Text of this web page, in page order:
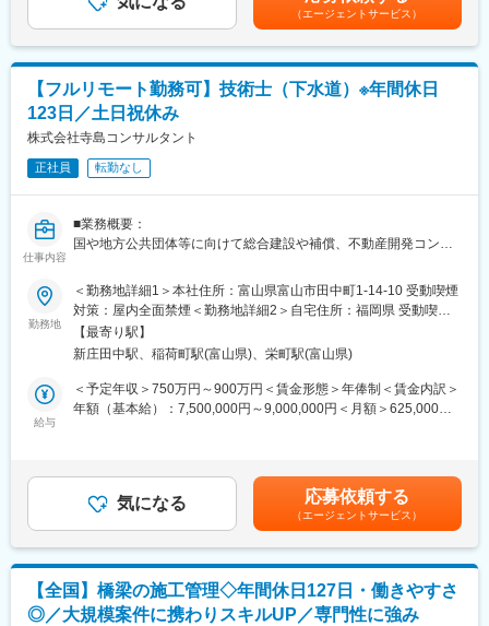
■月1、2回、本社へ出社していただきますが、それ以外はリモー
く機会が生じますが、それ以外の業務についてはフルリモートも
想定して採用いたします。もちろん出社を基本としたい方も歓迎
です。
■働き方：
・時間外労働：管理監督者のため、残業の規定はありません。
・年間休日：123日
・週休：土日祝休み
・転勤：無
・作業服や安全靴等を会社が貸与します。
・資格取得支援制度があります。
変更の範囲：会社の定める業務
す。
（エージェントサービス）
【フルリモート勤務可】技術士（下水道）※年間休日
123日／土日祝休み
株式会社寺島コンサルタント
正社員 転勤なし
仕事内容
■業務概要：
国や地方公共団体等に向けて総合建設や補償、不動産開発コンサ
・道路施設の改修・修繕に関する計画の策定
・マンホールトイレ施設の実施設計
・雨水幹線地震対策における実施設計
・浸水対策管渠（かんきょ）の実施設計 等
■組織構成：
今回は新規事業に必要な有資格者の採用です。現時点で当社に技
HPをご参照ください。
https://terasima.jp/works/
お客様や関係者との打ち合わせの都合で月1、2回出社していただ
く機会が生じますが、それ以外の業務についてはフルリモートも
想定して採用いたします。もちろん出社を基本としたい方も歓迎
勤務地
＜勤務地詳細1＞本社住所：富山県富山市田中町1-14-10 受動喫煙
対策：屋内全面禁煙＜勤務地詳細2＞自宅住所：福岡県 受動喫煙
対策：屋内全面禁煙＜勤務地詳細3＞自宅住所：福岡県 受動喫煙
対策：屋内全面禁煙変更の範囲：会社の定める事業所
【最寄り駅】
新庄田中駅、稲荷町駅(富山県)、栄町駅(富山県)
給与
＜予定年収＞750万円～900万円＜賃金形態＞年俸制＜賃金内訳＞
年額（基本給）：7,500,000円～9,000,000円＜月額＞625,000円
下する可能性があります。月給(月額)は固定手当を含めた表記で
す。
気になる 応募依頼する
（エージェントサービス）
【全国】橋梁の施工管理◇年間休日127日・働きやすさ
◎／大規模案件に携わりスキルUP／専門性に強み